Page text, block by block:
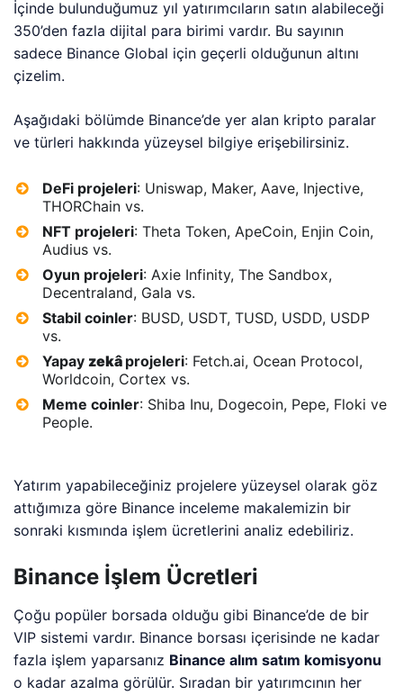
İçinde bulunduğumuz yıl yatırımcıların satın alabileceği
350’den fazla dijital para birimi vardır. Bu sayının
sadece Binance Global için geçerli olduğunun altını
çizelim.
Aşağıdaki bölümde Binance’de yer alan kripto paralar
ve türleri hakkında yüzeysel bilgiye erişebilirsiniz.
DeFi projeleri: Uniswap, Maker, Aave, Injective,
THORChain vs.
NFT projeleri: Theta Token, ApeCoin, Enjin Coin,
Audius vs.
Oyun projeleri: Axie Infinity, The Sandbox,
Decentraland, Gala vs.
Stabil coinler: BUSD, USDT, TUSD, USDD, USDP
vs.
Yapayzekâ projeleri: Fetch.ai, Ocean Protocol,
Worldcoin, Cortex vs.
Meme coinler: Shiba Inu, Dogecoin, Pepe, Floki ve
People.
Yatırım yapabileceğiniz projelere yüzeysel olarak göz
attığımıza göre Binance inceleme makalemizin bir
sonraki kısmında işlem ücretlerini analiz edebiliriz.
Binance İşlem Ücretleri
Çoğu popüler borsada olduğu gibi Binance’de de bir
VIP sistemi vardır. Binance borsası içerisinde ne kadar
fazla işlem yaparsanız Binance alım satım komisyonu
o kadar azalma görülür. Sıradan bir yatırımcının her